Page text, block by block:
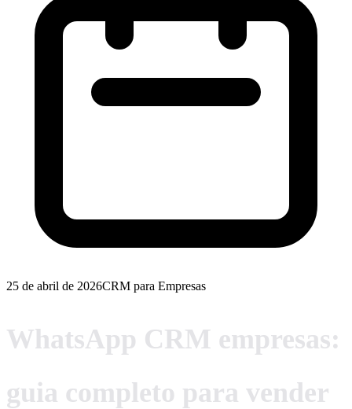
25 de abril de 2026CRM para Empresas
WhatsApp CRM empresas:
guia completo para vender